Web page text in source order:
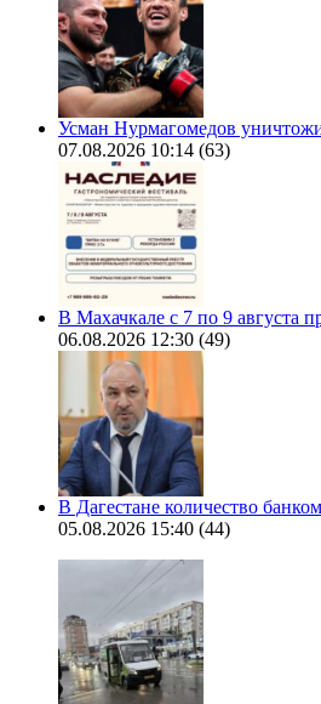
Усман Нурмагомедов
07.08.2026 10:14 (63)
В Махачкале с 7 по 9 августа
06.08.2026 12:30 (49)
В Дагестане количество
05.08.2026 15:40 (44)